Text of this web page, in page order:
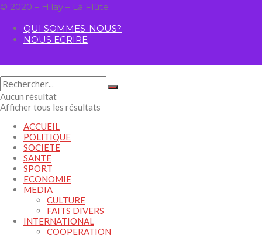
© 2020 – Hilay – La Flûte
QUI SOMMES-NOUS?
NOUS ECRIRE
Aucun résultat
Afficher tous les résultats
ACCUEIL
POLITIQUE
SOCIETE
SANTE
SPORT
ECONOMIE
MEDIA
CULTURE
FAITS DIVERS
INTERNATIONAL
COOPERATION